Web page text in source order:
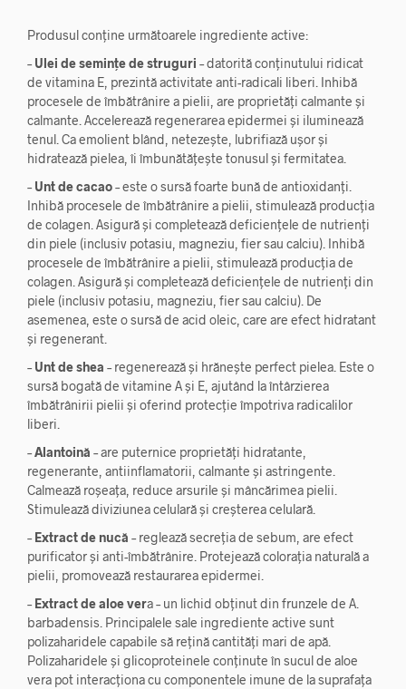
Produsul conține următoarele ingrediente active:
– Ulei de semințe de struguri – datorită conținutului ridicat
de vitamina E, prezintă activitate anti-radicali liberi. Inhibă
procesele de îmbătrânire a pielii, are proprietăți calmante și
calmante. Accelerează regenerarea epidermei și iluminează
tenul. Ca emolient blând, netezește, lubrifiază ușor și
hidratează pielea, îi îmbunătățește tonusul și fermitatea.
– Unt de cacao– este o sursă foarte bună de antioxidanți.
Inhibă procesele de îmbătrânire a pielii, stimulează producția
de colagen. Asigură și completează deficiențele de nutrienți
din piele (inclusiv potasiu, magneziu, fier sau calciu). Inhibă
procesele de îmbătrânire a pielii, stimulează producția de
colagen. Asigură și completează deficiențele de nutrienți din
piele (inclusiv potasiu, magneziu, fier sau calciu). De
asemenea, este o sursă de acid oleic, care are efect hidratant
și regenerant.
– Unt de shea – regenerează și hrănește perfect pielea. Este o
sursă bogată de vitamine A și E, ajutând la întârzierea
îmbătrânirii pielii și oferind protecție împotriva radicalilor
liberi.
–Alantoină – are puternice proprietăți hidratante,
regenerante, antiinflamatorii, calmante și astringente.
Calmează roșeața, reduce arsurile și mâncărimea pielii.
Stimulează diviziunea celulară și creșterea celulară.
– Extract de nucă – reglează secreția de sebum, are efect
purificator și anti-îmbătrânire. Protejează colorația naturală a
pielii, promovează restaurarea epidermei.
– Extract de aloe vera – un lichid obținut din frunzele de A.
barbadensis. Principalele sale ingrediente active sunt
polizaharidele capabile să rețină cantități mari de apă.
Polizaharidele și glicoproteinele conținute în sucul de aloe
vera pot interacționa cu componentele imune de la suprafața